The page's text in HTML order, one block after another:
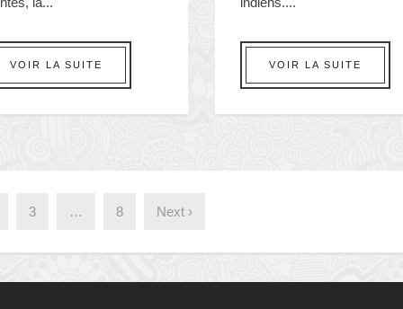
VOIR LA SUITE VOIR LA SUITE
3 … 8 Next ›